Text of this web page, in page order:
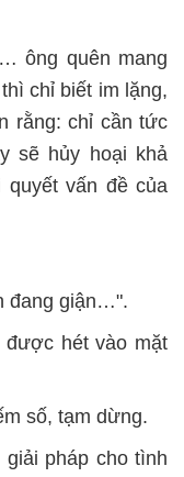
ông quên mang
chỉ biết im lặng,
rằng: chỉ cần tức
sẽ hủy hoại khả
quyết vấn đề của
đang giận…".
được hét vào mặt
số, tạm dừng.
pháp cho tình